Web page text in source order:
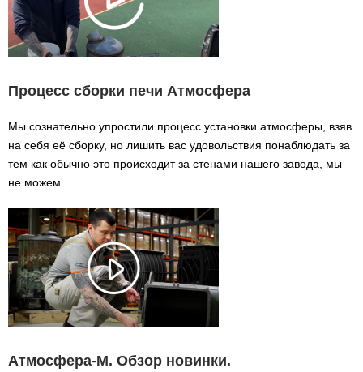
Процесс сборки печи Атмосфера
Мы сознательно упростили процесс установки атмосферы, взяв
на себя её сборку, но лишить вас удовольствия понаблюдать за
тем как обычно это происходит за стенами нашего завода, мы
не можем.
Атмосфера-М. Обзор новинки.